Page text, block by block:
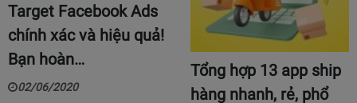
Target Facebook Ads
chính xác và hiệu quả!
Bạn hoàn…
02/06/2020
Tổng hợp 13 app ship
hàng nhanh, rẻ, phổ